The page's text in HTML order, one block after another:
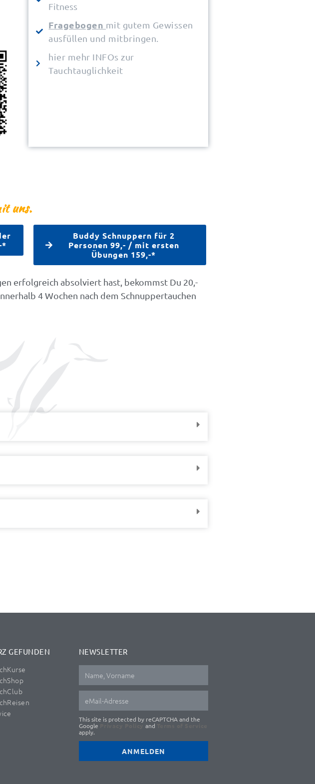
Fitness
Fragebogen mit gutem Gewissen
ausfüllen und mitbringen.
hier mehr INFOs zur
Tauchtauglichkeit
uns.
*
Buddy Schnuppern für 2
Personen 99,- / mit ersten
Übungen 159,-*
erfolgreich absolviert hast, bekommst Du 20,-
4 Wochen nach dem Schnuppertauchen
GEFUNDEN NEWSLETTER
This site is protected by reCAPTCHA and the
Google
and
apply.
ANMELDEN